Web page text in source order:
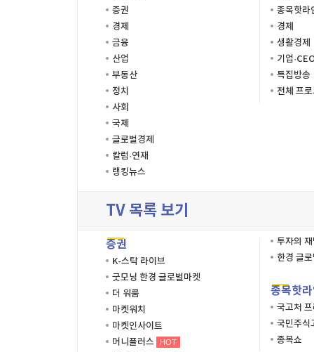
증권
경제
금융
산업
부동산
정치
사회
국제
글로벌경제
칼럼·연재
랭킹뉴스
종목핫라
경제
생활경제
기업
특집방송
전체 프
TV 목록 보기
증권
K-스탁 라이브
굿모닝 한경 글로벌마켓
더 워룸
마켓워치
마켓인사이트
머니플러스
HOT
투자의
한경 글
종목핫
국고처
국민주식
종목쇼